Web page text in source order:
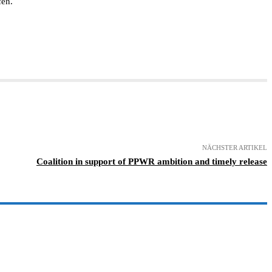
NÄCHSTER ARTIKEL
Coalition in support of PPWR ambition and timely release